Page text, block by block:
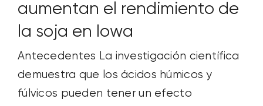
aumentan el rendimiento de
la soja en Iowa
Antecedentes La investigación científica
demuestra que los ácidos húmicos y
fúlvicos pueden tener un efecto